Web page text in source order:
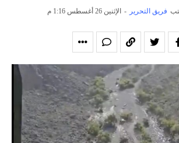
فريق التحرير - الإثنين 26 أغسطس 1:16 م